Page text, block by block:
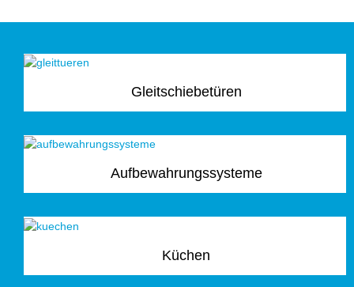
Gleitschiebetüren
Aufbewahrungssysteme
Küchen